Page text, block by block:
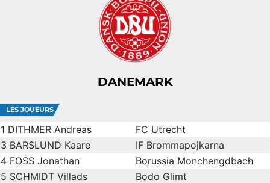
DANEMARK
LES JOUEURS
1 DITHMER Andreas
FC Utrecht
3 BARSLUND Kaare
IF Brommapojkarna
4 FOSS Jonathan
Borussia Monchengdbach
5 SCHMIDT Villads
Bodo Glimt